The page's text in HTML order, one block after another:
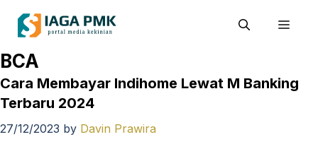
BCA
Cara Membayar Indihome Lewat M Banking
Terbaru 2024
27/12/2023 by Davin Prawira